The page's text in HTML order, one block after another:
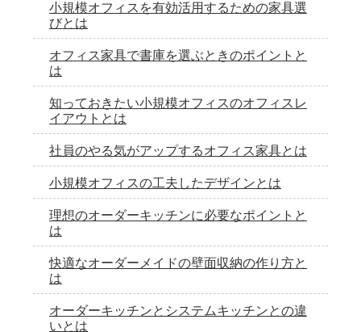
小規模オフィスを有効活用するための家具選
びとは
オフィス家具で書庫を選ぶときのポイントと
は
知っておきたい小規模オフィスのオフィスレ
イアウトとは
社員のやる気がアップするオフィス家具とは
小規模オフィスの工夫したデザインとは
理想のオーダーキッチンに必要なポイントと
は
快適なオーダーメイドの壁面収納の作り方と
は
オーダーキッチンとシステムキッチンとの違
いとは